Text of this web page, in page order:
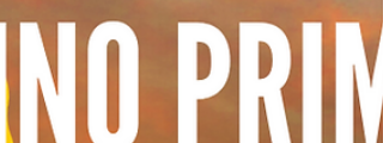
colaboración con nuestras amigas de El
Rincón del Viajero / El Rinconcito de Beltz ,
estamos organizando de una nueva
aventura en grupo: "el Camino Primitivo